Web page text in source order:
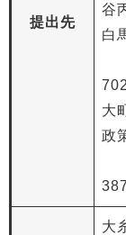
提出先
谷
白
大
政
大